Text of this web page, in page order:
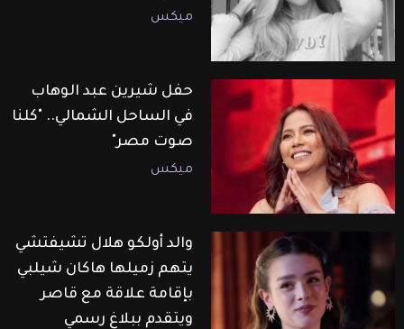
ميكس
حفل شيرين عبد الوهاب
في الساحل الشمالي.. "كلنا
صوت مصر"
ميكس
والد أولكو هلال تشيفتشي
يتهم زميلها هاكان شيلبي
بإقامة علاقة مع قاصر
ويتقدم ببلاغ رسمي